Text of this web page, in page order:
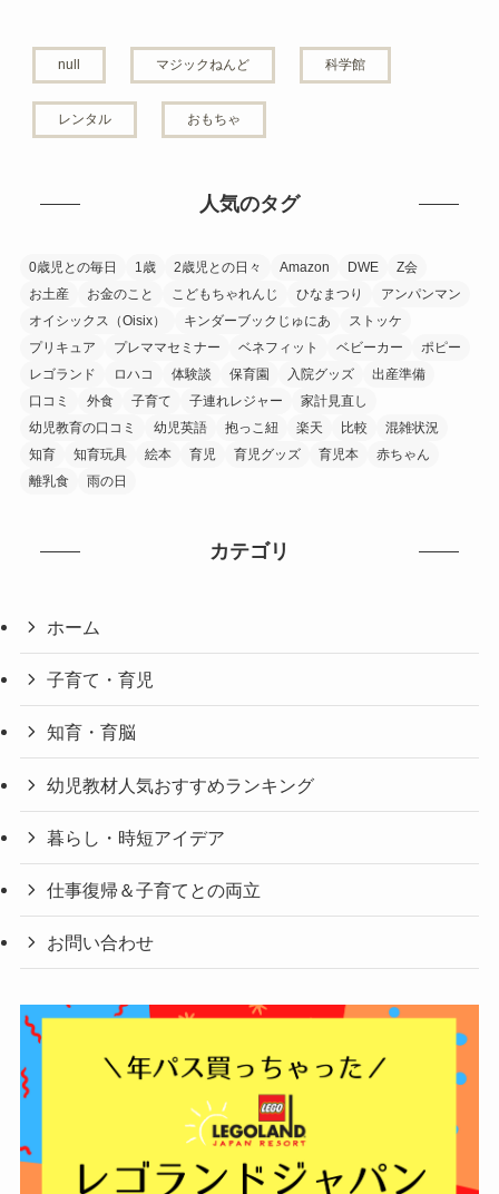
null マジックねんど 科学館
レンタル おもちゃ
人気のタグ
0歳児との毎日 1歳 2歳児との日々 Amazon DWE
Z会
お土産
お金のこと こどもちゃれんじ ひなまつり
アンパンマン
オイシックス（Oisix）
キンダーブックじゅにあ
ストッケ
プリキュア
プレママセミナー ベネフィット ベビーカー
ポピー
レゴランド
ロハコ 体験談 保育園 入院グッズ
出産準備
口コミ
外食 子育て 子連れレジャー
家計見直し
幼児教育の口コミ
幼児英語 抱っこ紐 楽天 比較
混雑状況
知育
知育玩具 絵本 育児 育児グッズ 育児本
赤ちゃん
離乳食
雨の日
カテゴリ
ホーム
子育て・育児
知育・育脳
幼児教材人気おすすめランキング
暮らし・時短アイデア
仕事復帰＆子育てとの両立
お問い合わせ